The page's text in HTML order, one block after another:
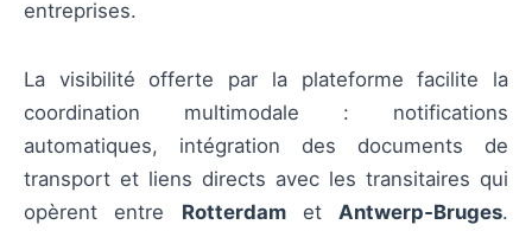
entreprises.
La visibilité offerte par la plateforme facilite la
coordination multimodale : notifications
automatiques, intégration des documents de
transport et liens directs avec les transitaires qui
opèrent entre Rotterdamet Antwerp‑Bruges.